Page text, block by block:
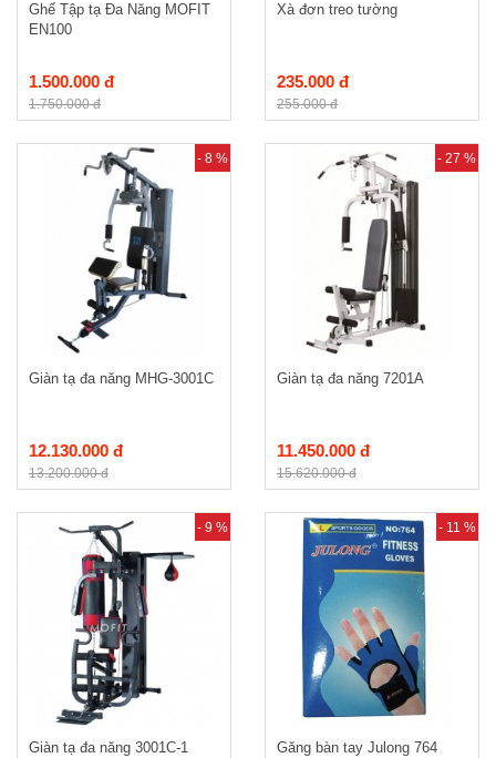
Ghế Tập tạ Đa Năng MOFIT
EN100
1.500.000 đ
1.750.000 đ
Xà đơn treo tường
235.000 đ
255.000 đ
- 8 %
Giàn tạ đa năng MHG-3001C
12.130.000 đ
13.200.000 đ
- 27 %
Giàn tạ đa năng 7201A
11.450.000 đ
15.620.000 đ
- 9 %
Giàn tạ đa năng 3001C-1
- 11 %
Găng bàn tay Julong 764